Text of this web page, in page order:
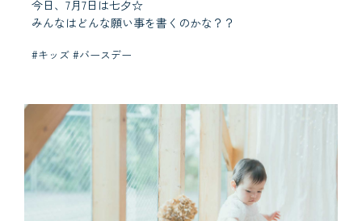
今日、7月7日は七夕☆
みんなはどんな願い事を書くのかな？？
#キッズ #バースデー